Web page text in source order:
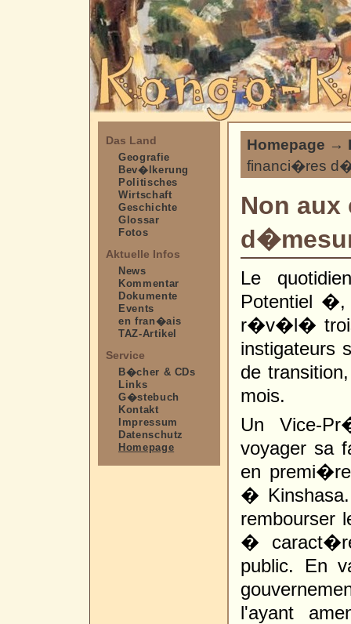
Das Land
Geografie
Bev�lkerung
Politisches
Wirtschaft
Geschichte
Glossar
Fotos
Aktuelle Infos
News
Kommentar
Dokumente
Events
en fran�ais
TAZ-Artikel
Service
B�cher & CDs
Links
G�stebuch
Kontakt
Impressum
Datenschutz
Homepage
Homepage →
financi�res
Non
Le
Potentiel �,
r�v�l� trois
instigateurs
de
mois.
Un Vice-
voyager sa
en
�
rembourser
�
public. En
l'ayant